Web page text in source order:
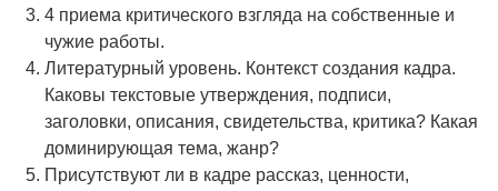
4 приема критического взгляда на собственные и
чужие работы.
Литературный уровень. Контекст создания кадра.
Каковы текстовые утверждения, подписи,
заголовки, описания, свидетельства, критика? Какая
доминирующая тема, жанр?
Присутствуют ли в кадре рассказ, ценности,